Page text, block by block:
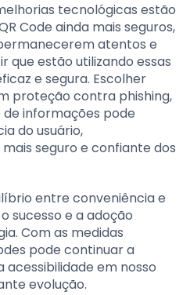
tecnológicas estão
Code ainda mais seguros,
atentos e
que estão utilizando essas
e segura. Escolher
proteção contra phishing,
informações pode
do usuário,
seguro e confiante dos
entre conveniência e
sucesso e a adoção
Com as medidas
pode continuar a
em nosso
evolução.